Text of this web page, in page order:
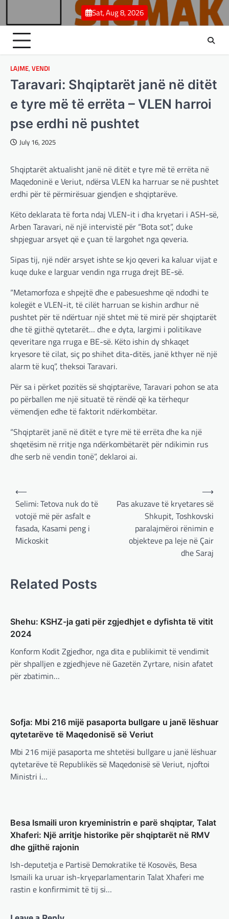
content
Sat, Aug 8, 2026
LAJME, VENDI
Taravari: Shqiptarët janë në ditët
e tyre më të errëta – VLEN harroi
pse erdhi në pushtet
July 16, 2025
Shqiptarët aktualisht janë në ditët e tyre më të errëta në
Maqedoninë e Veriut, ndërsa VLEN ka harruar se në pushtet
erdhi për të përmirësuar gjendjen e shqiptarëve.
Këto deklarata të forta ndaj VLEN-it i dha kryetari i ASH-së,
Arben Taravari, në një intervistë për “Bota sot”, duke
shpjeguar arsyet që e çuan të largohet nga qeveria.
Sipas tij, një ndër arsyet ishte se kjo qeveri ka kaluar vijat e
kuqe duke e larguar vendin nga rruga drejt BE-së.
“Metamorfoza e shpejtë dhe e pabesueshme që ndodhi te
kolegët e VLEN-it, të cilët harruan se kishin ardhur në
pushtet për të ndërtuar një shtet më të mirë për shqiptarët
dhe të gjithë qytetarët… dhe e dyta, largimi i politikave
qeveritare nga rruga e BE-së. Këto ishin dy shkaqet
kryesore të cilat, siç po shihet dita-ditës, janë kthyer në një
alarm të kuq”, theksoi Taravari.
Për sa i përket pozitës së shqiptarëve, Taravari pohon se ata
po përballen me një situatë të rëndë që ka tërhequr
vëmendjen edhe të faktorit ndërkombëtar.
“Shqiptarët janë në ditët e tyre më të errëta dhe ka një
shqetësim në rritje nga ndërkombëtarët për ndikimin rus
dhe serb në vendin tonë”, deklaroi ai.
Post
navigation
⟵
Selimi: Tetova nuk do të
votojë më për asfalt e
fasada, Kasami peng i
Mickoskit
Pas akuzave të kryetares së
Shkupit, Toshkovski
paralajmëroi rënimin e
objekteve pa leje në Çair
dhe Saraj
⟶
Related Posts
Shehu: KSHZ-ja gati për zgjedhjet e dyfishta të vitit
2024
Konform Kodit Zgjedhor, nga dita e publikimit të vendimit
për shpalljen e zgjedhjeve në Gazetën Zyrtare, nisin afatet
për zbatimin…
Sofja: Mbi 216 mijë pasaporta bullgare u janë lëshuar
qytetarëve të Maqedonisë së Veriut
Mbi 216 mijë pasaporta me shtetësi bullgare u janë lëshuar
qytetarëve të Republikës së Maqedonisë së Veriut, njoftoi
Ministri i…
Besa Ismaili uron kryeministrin e parë shqiptar, Talat
Xhaferi: Një arritje historike për shqiptarët në RMV
dhe gjithë rajonin
Ish-deputetja e Partisë Demokratike të Kosovës, Besa
Ismaili ka uruar ish-kryeparlamentarin Talat Xhaferi me
rastin e konfirmimit të tij si…
BOTA ,LAJME,MË TË FUNDIT, OPINIONE,
RAJONI,SPECIALE
Gjermani, ekspertët sugjerojnë
400 miliardë euro për mbrojtje
adminadmin March 4, 2025
Gjermania ndodhet aktualisht në kulmin e
përpjekjeve për krijimin e qeverisë dhe koha
nuk pret. CDU/CSU dhe SPD po vazhdojnë…
BOTA,LAJME ,MISTER ,RAJONI, SPECIALE
Çka ndodhë tash pas
ndërprerjes së ndihmës
ushtarake për Ukrainën nga
adminadmin March 4, 2025
Pas takimit të liderëve evropianë në Londër,
francezët dhe britanikët kanë hartuar një
plan paqeje për luftën në Ukrainë, të…
BOTA, KRONIKË E ZEZË,LAJME
MË TË FUNDIT,MISTER
Ukrainës: Të vendosur për
vazhdimin e bashkëpunimit me
SHBA!
March 4, 2025
Kryeministri i Ukrainës thotë se vendi i tij
bashkëpunimin e saj me Shtetet e…
Erdogan: Izraeli nuk do të gjejë
palestinez
adminadmin March 4, 2025
BOTA,FUN,LAJME, MË TË FUNDIT,MISTER,
RAJONI,SPECIALE, TECH
Konkurrenti francez i Starlink pa
aksionet e tij të trefishohen në
vlerë pasi Trump ndaloi ndihmën
Eutelsat u trefishuan në vlerë gjatë dy ditëve
të fundit mes shqetësimeve se qasja…
RAJONI,SPECIALE
Gjermani, ekspertët sugjerojnë
400 miliardë euro për mbrojtje
Përparimi i DeepSeek AI është
për t’u lavdëruar
Suksesi i aplikacionit DeepSeek është një
shembull i rritjes së kompanive kineze të
inteligjencës artificiale (AI). Përparimi i
aplikacionit kinez…